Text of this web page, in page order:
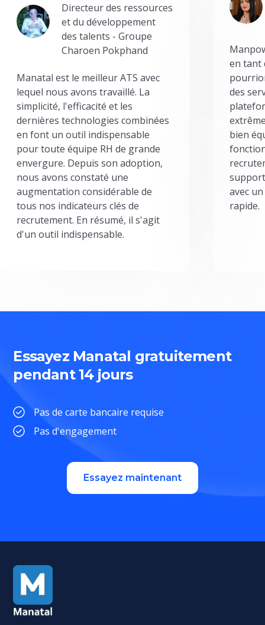
Directeur des ressources
et du développement
des talents - Groupe
Charoen Pokphand
Manatal est le meilleur ATS avec
lequel nous avons travaillé. La
simplicité, l'efficacité et les
dernières technologies combinées
en font un outil indispensable
pour toute équipe RH de grande
envergure. Depuis son adoption,
nous avons constaté une
augmentation considérable de
tous nos indicateurs clés de
recrutement. En résumé, il s'agit
d'un outil indispensable.
en tant
des
bien
avec
rapide.
Essayez Manatal gratuitement
pendant 14 jours
Pas de carte bancaire requise
Pas d'engagement
Essayez maintenant